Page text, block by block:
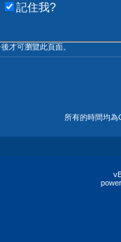
記住我?
後才可瀏覽此頁面。
所有的時間均為